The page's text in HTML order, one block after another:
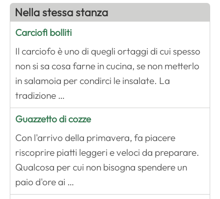
Nella stessa stanza
Carciofi bolliti
Il carciofo è uno di quegli ortaggi di cui spesso
non si sa cosa farne in cucina, se non metterlo
in salamoia per condirci le insalate. La
tradizione …
Guazzetto di cozze
Con l'arrivo della primavera, fa piacere
riscoprire piatti leggeri e veloci da preparare.
Qualcosa per cui non bisogna spendere un
paio d'ore ai …